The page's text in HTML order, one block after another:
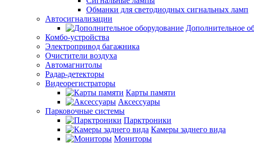
Обманки для светодиодных сигнальных ламп
Автосигнализации
Дополнительное
Комбо-устройства
Электропривод багажника
Очистители воздуха
Автомагнитолы
Радар-детекторы
Видеорегистраторы
Карты памяти
Аксессуары
Парковочные системы
Парктроники
Камеры заднего вида
Мониторы